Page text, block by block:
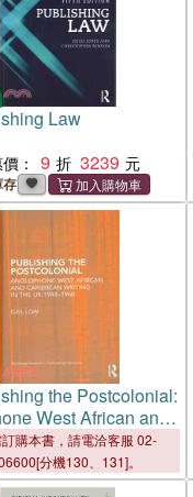
Law
： 9 3239
存
the Postcolonial:
West African and
Writing in the UK
購本書，請電洽客服 02-
分機130、131]。